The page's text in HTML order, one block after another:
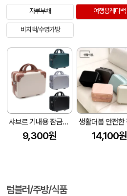
자루부채 여행용레디백
비치백/수영가방
샤브르 기내용 잠금장치 있는여행용 보조 캐리어 레디백
9,300원 14,100원
텀블러/주방/식품